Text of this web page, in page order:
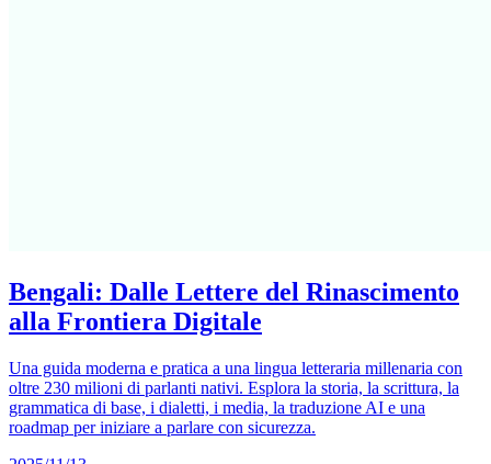
Bengali: Dalle Lettere del Rinascimento
alla Frontiera Digitale
Una guida moderna e pratica a una lingua letteraria millenaria con
oltre 230 milioni di parlanti nativi. Esplora la storia, la scrittura, la
grammatica di base, i dialetti, i media, la traduzione AI e una
roadmap per iniziare a parlare con sicurezza.